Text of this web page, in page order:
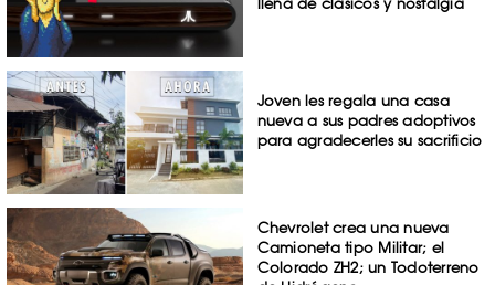
llena de clásicos y nostalgia
Joven les regala una casa
nueva a sus padres adoptivos
para agradecerles su sacrificio
Chevrolet crea una nueva
Camioneta tipo Militar; el
Colorado ZH2; un Todoterreno